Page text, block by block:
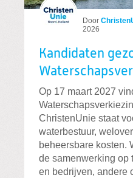
Door
2026
Kandidaten
Op 17 maart 2027
ChristenUnie staat
waterbestuur,
beheersbare kosten.
de samenwerking op
en bedrijven, andere